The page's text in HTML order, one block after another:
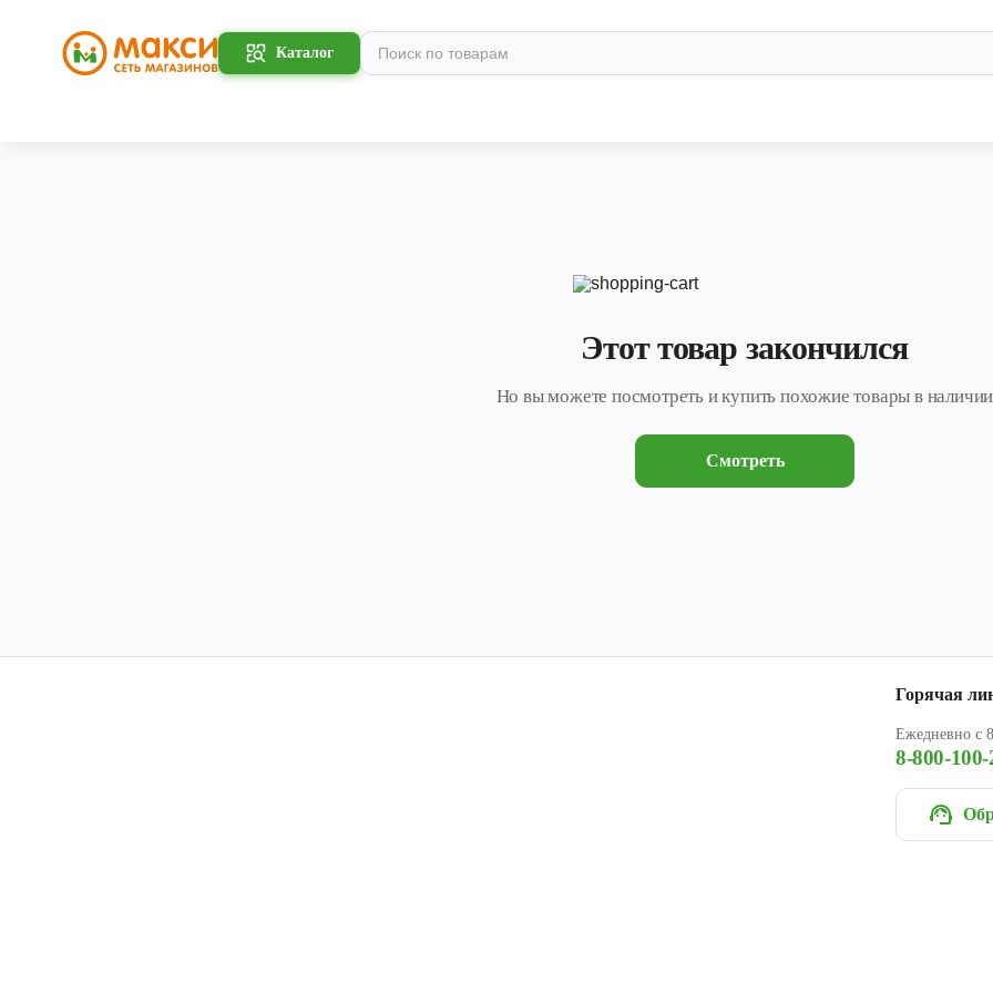
Каталог
Этот товар закончился
Но вы можете посмотреть и купить похожие товары в наличии
Смотреть
Горячая
Ежедневно с
8-800-100-